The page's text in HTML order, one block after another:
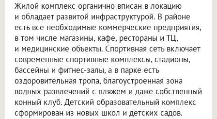
Жилой комплекс органично вписан в локацию
и обладает развитой инфраструктурой. В районе
есть все необходимые коммерческие предприятия,
в том числе магазины, кафе, рестораны и ТЦ,
и медицинские объекты. Спортивная сеть включает
современные спортивные комплексы, стадионы,
бассейны и фитнес-залы, а в парке есть
оздоровительная тропа, благоустроенная зона
водных развлечений с пляжем и даже собственный
конный клуб. Детский образовательный комплекс
сформирован из новых школ и детских садов.